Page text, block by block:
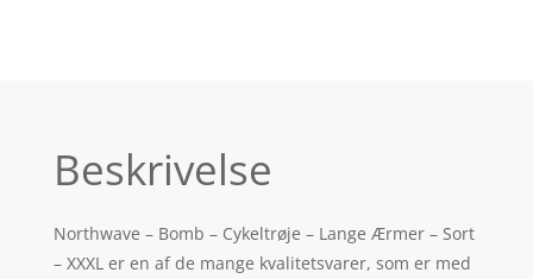
Beskrivelse
Northwave – Bomb – Cykeltrøje – Lange Ærmer – Sort
– XXXL er en af de mange kvalitetsvarer, som er med